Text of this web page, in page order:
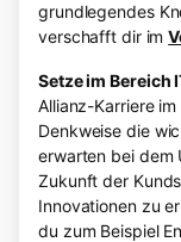
grundlegendes
verschafft dir im
Setze im Bereich
Allianz-Karriere
Denkweise die
erwarten bei dem
Zukunft der
Innovationen zu
du zum Beispiel